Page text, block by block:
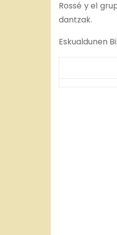
Rossé y el
dantzak.
Eskualdunen